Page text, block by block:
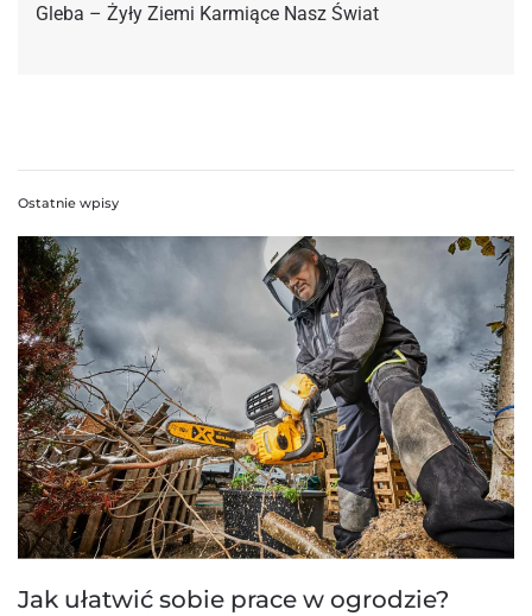
Gleba – Żyły Ziemi Karmiące Nasz Świat
Ostatnie wpisy
Jak ułatwić sobie prace w ogrodzie?